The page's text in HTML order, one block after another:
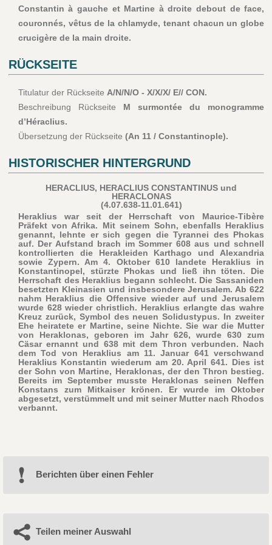
Constantin à gauche et Martine à droite debout de face,
couronnés, vêtus de la chlamyde, tenant chacun un globe
crucigère de la main droite.
RÜCKSEITE
Titulatur der Rückseite A/N/N/O - X/X/X/ E// CON.
Beschreibung Rückseite M surmontée du monogramme
d’Héraclius.
Übersetzung der Rückseite (An 11 / Constantinople).
HISTORISCHER HINTERGRUND
HERACLIUS, HERACLIUS CONSTANTINUS und
HERACLONAS
(4.07.638-11.01.641)
Heraklius war seit der Herrschaft von Maurice-Tibère
Präfekt von Afrika. Mit seinem Sohn, ebenfalls Heraklius
genannt, lehnte er sich gegen die Tyrannei des Phokas
auf. Der Aufstand brach im Sommer 608 aus und schnell
kontrollierten die Herakleiden Karthago und Alexandria
sowie Zypern. Am 4. Oktober 610 landete Heraklius in
Konstantinopel, stürzte Phokas und ließ ihn töten. Die
Herrschaft des Heraklius begann schlecht. Die Sassaniden
besetzten Kleinasien und insbesondere Jerusalem. Ab 622
nahm Heraklius die Offensive wieder auf und Jerusalem
wurde 628 wieder christlich. Heraklius erlangte das wahre
Kreuz zurück, Symbol des neuen Solidustypus. In zweiter
Ehe heiratete er Martine, seine Nichte. Sie war die Mutter
von Heraklonas, geboren im Jahr 626, wurde 630 zum
Cäsar ernannt und 638 mit dem Thron verbunden. Nach
dem Tod von Heraklius am 11. Januar 641 verschwand
Heraklius Konstantin wiederum am 20. April 641. Dies ist
der Sohn von Martine, Heraklonas, der den Thron bestieg.
Bereits im September musste Heraklonas seinen Neffen
Konstans zum Mitkaiser krönen. Er wurde im Oktober
abgesetzt, verstümmelt und mit seiner Mutter nach Rhodos
verbannt.
Berichten über einen Fehler
Teilen meiner Auswahl